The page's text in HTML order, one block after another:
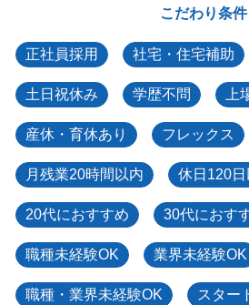
こだわり条件
正社員採用 社宅・住宅補助
土日祝休み 学歴不問 上
産休・育休あり フレックス
月残業20時間以内 休日120日
20代におすすめ 30代におす
職種未経験OK 業界未経験OK
職種・業界未経験OK スター